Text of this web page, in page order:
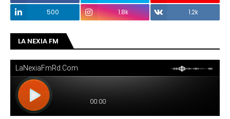
500
1.8k 1.2k
LA NEXIA FM